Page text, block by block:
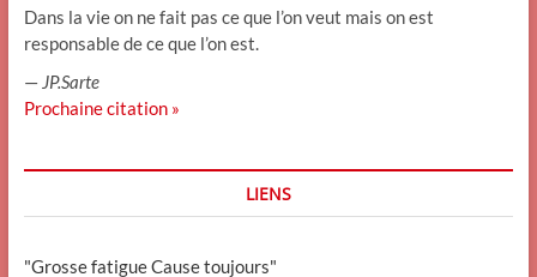
Dans la vie on ne fait pas ce que l’on veut mais on est
responsable de ce que l’on est.
— JP.Sarte
Prochaine citation »
LIENS
"Grosse fatigue Cause toujours"